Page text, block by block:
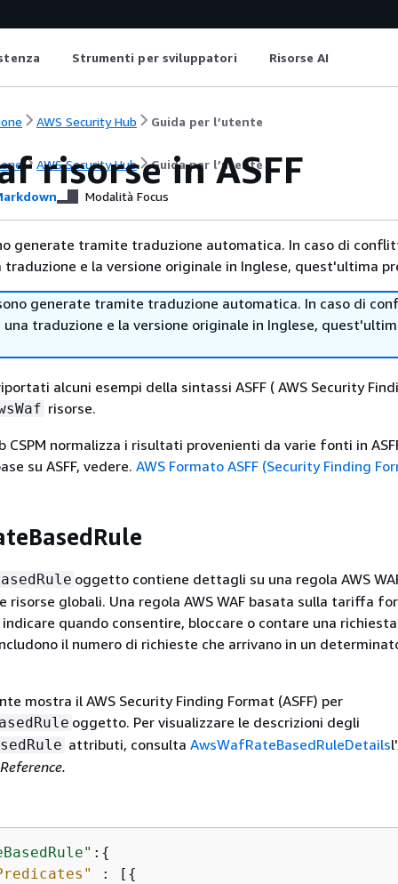
Strumenti per sviluppatori Risorse AI
AWS Security Hub Guida per l’utente
AWS Security Hub Guida per l’utente
risorse in ASFF
Modalità Focus
generate tramite traduzione automatica. In caso di
e la versione originale in Inglese, quest'ultima
generate tramite traduzione automatica. In caso di
traduzione e la versione originale in Inglese,
alcuni esempi della sintassi ASFF ( AWS Security
risorse.
CSPM normalizza i risultati provenienti da varie fonti in
su ASFF, vedere. AWS Formato ASFF (Security Finding
oggetto contiene dettagli su una regola AWS
risorse globali. Una regola AWS WAF basata sulla tariffa
quando consentire, bloccare o contare una
il numero di richieste che arrivano in un
mostra il AWS Security Finding Format (ASFF) per
oggetto. Per visualizzare le descrizioni degli
attributi, consulta AwsWafRateBasedRuleDetailsl'
: {
: [ {